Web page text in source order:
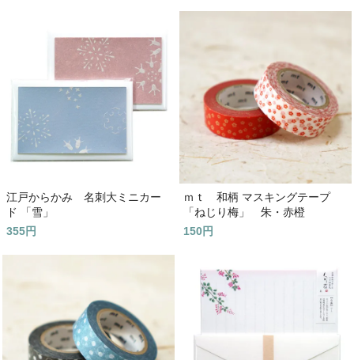
江戸からかみ 名刺大ミニカー
ド 「雪」
355円
ｍｔ 和柄 マスキングテープ
「ねじり梅」 朱・赤橙
150円